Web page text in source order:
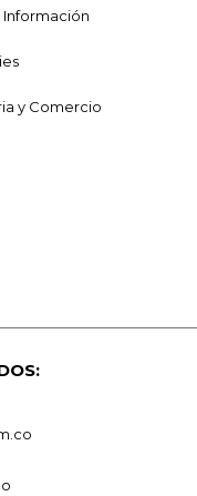
y Comercio